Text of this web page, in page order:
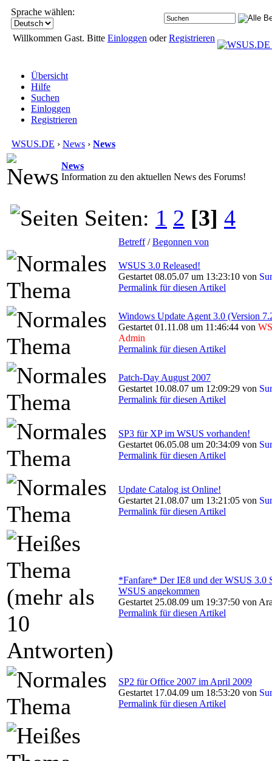
Sprache wählen:
Willkommen Gast. Bitte Einloggen oderRegistrieren
Übersicht
Hilfe
Suchen
Einloggen
Registrieren
WSUS.DE › News › News
News
Information zu den aktuellen News des Forums!
Seiten: 1 2 [3] 4
Betreff/Begonnen von
WSUS 3.0 Released!
Gestartet 08.05.07 um 13:23:10 von
Permalink für diesen Artikel
Windows Update Agent 3.0 (Version
Gestartet 01.11.08 um 11:46:44 von
Admin
Permalink für diesen Artikel
Patch-Day August 2007
Gestartet 10.08.07 um 12:09:29 von
Permalink für diesen Artikel
SP3 für XP im WSUS vorhanden!
Gestartet 06.05.08 um 20:34:09 von
Permalink für diesen Artikel
Update Catalog ist Online!
Gestartet 21.08.07 um 13:21:05 von
Permalink für diesen Artikel
*Fanfare* Der IE8 und der WSUS 3.0
WSUS angekommen
Gestartet 25.08.09 um 19:37:50 von
Permalink für diesen Artikel
SP2 für Office 2007 im April 2009
Gestartet 17.04.09 um 18:53:20 von
Permalink für diesen Artikel